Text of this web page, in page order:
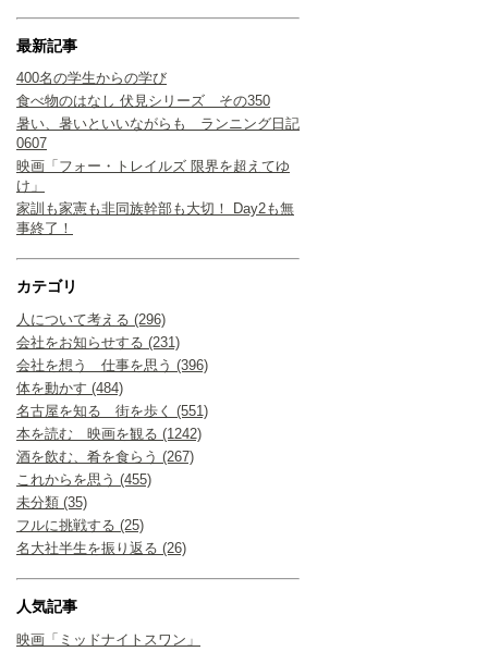
最新記事
400名の学生からの学び
食べ物のはなし 伏見シリーズ その350
暑い、暑いといいながらも ランニング日記
0607
映画「フォー・トレイルズ 限界を超えてゆ
け」
家訓も家憲も非同族幹部も大切！ Day2も無
事終了！
カテゴリ
人について考える (296)
会社をお知らせする (231)
会社を想う 仕事を思う (396)
体を動かす (484)
名古屋を知る 街を歩く (551)
本を読む 映画を観る (1242)
酒を飲む、肴を食らう (267)
これからを思う (455)
未分類 (35)
フルに挑戦する (25)
名大社半生を振り返る (26)
人気記事
映画「ミッドナイトスワン」